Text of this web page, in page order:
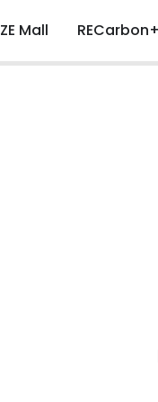
ZE Mall RECarbon+